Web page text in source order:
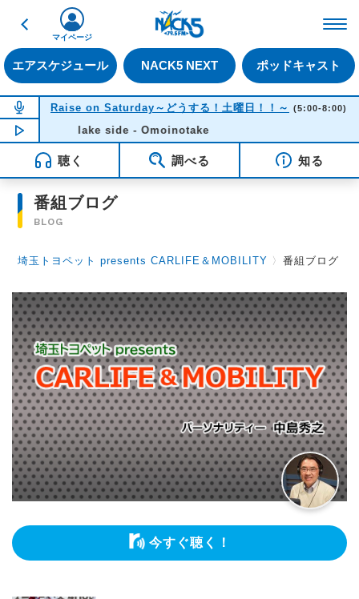
戻る
エアスケジュール NACK5 NEXT ポッドキャスト
マイページ
NOW ON AIR
Raise on Saturday～どうする！土曜日！！～ (5:00-8:00)
NOW PLAYING 06:35
lake side - Omoinotake
聴く 調べる 知る
番組ブログ
BLOG
埼玉トヨペット presents CARLIFE＆MOBILITY 〉番組ブログ
今すぐ聴く！